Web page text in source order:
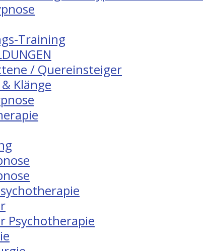
Training
/ Quereinsteiger
Klänge
Psychotherapie